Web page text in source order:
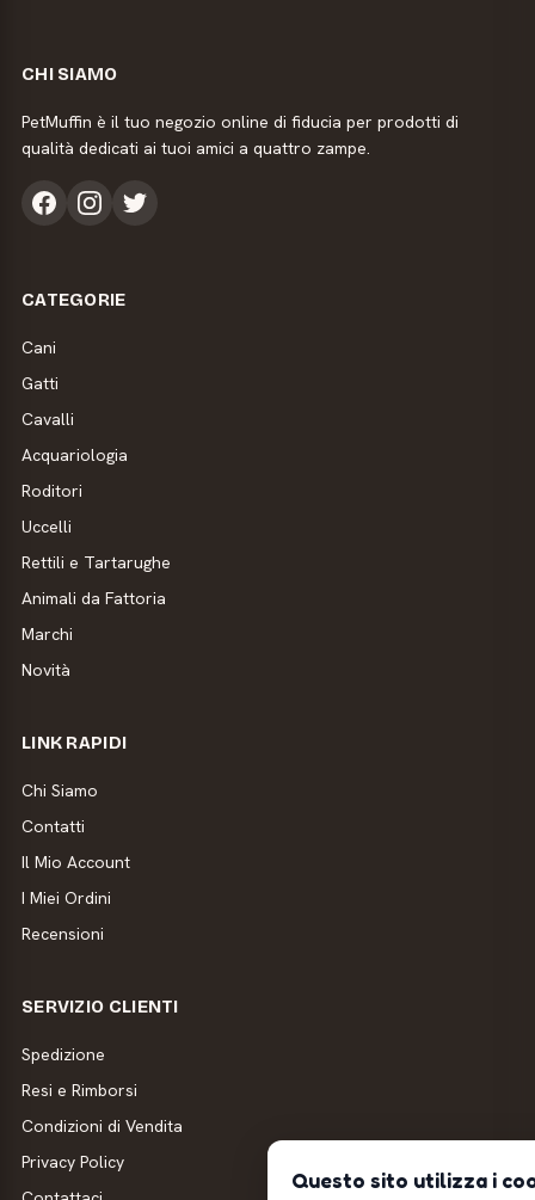
CHI SIAMO
PetMuffin è il tuo negozio online di fiducia per prodotti di
qualità dedicati ai tuoi amici a quattro zampe.
CATEGORIE
Cani
Gatti
Cavalli
Acquariologia
Roditori
Uccelli
Rettili e Tartarughe
Animali da Fattoria
Marchi
Novità
LINK RAPIDI
Chi Siamo
Contatti
Il Mio Account
I Miei Ordini
Recensioni
SERVIZIO CLIENTI
Spedizione
Resi e Rimborsi
Condizioni di Vendita
Privacy Policy
Questo sito utilizza i